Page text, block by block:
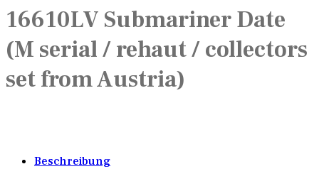
16610LV Submariner Date
(M serial / rehaut / collectors
set from Austria)
Beschreibung